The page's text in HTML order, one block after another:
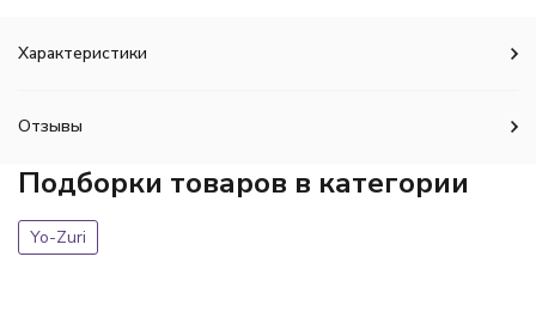
Характеристики
Отзывы
Подборки товаров в категории
Yo-Zuri